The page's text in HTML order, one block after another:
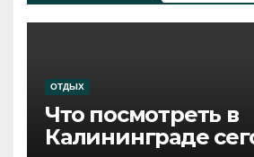
ОТДЫХ
Что посмотреть в
Калининграде